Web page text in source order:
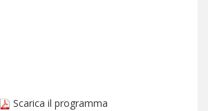
Scarica il programma